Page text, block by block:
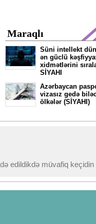
Maraqlı
Süni intellekt
ən güclü
xidmətlərini
SİYAHI
Azərbaycan
vizasız gedə
ölkələr (SİYAHI)
edildikdə müvafiq keçidin